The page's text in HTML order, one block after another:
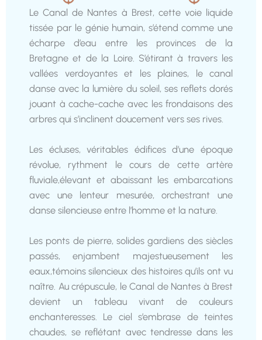
Le Canal de Nantes à Brest, cette voie liquide
tissée par le génie humain, s’étend comme une
écharpe d’eau entre les provinces de la
Bretagne et de la Loire. S’étirant à travers les
vallées verdoyantes et les plaines, le canal
danse avec la lumière du soleil, ses reflets dorés
jouant à cache-cache avec les frondaisons des
arbres qui s’inclinent doucement vers ses rives.
Les écluses, véritables édifices d’une époque
révolue, rythment le cours de cette artère
fluviale,élevant et abaissant les embarcations
avec une lenteur mesurée, orchestrant une
danse silencieuse entre l’homme et la nature.
Les ponts de pierre, solides gardiens des siècles
passés, enjambent majestueusement les
eaux,témoins silencieux des histoires qu’ils ont vu
naître. Au crépuscule, le Canal de Nantes à Brest
devient un tableau vivant de couleurs
enchanteresses. Le ciel s’embrase de teintes
chaudes, se reflétant avec tendresse dans les